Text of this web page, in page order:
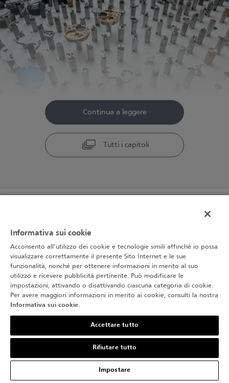
Continua a leggere
Tutti i capitoli
Altri numeri
Informativa sui cookie
Acconsento all’utilizzo dei cookie e tecnologie simili affinché io possa
visualizzare correttamente il presente Sito Internet e le sue
funzionalità, nonché per ottenere informazioni in merito al suo
utilizzo e ricevere pubblicità pertinente. Può modificare le
impostazioni, attivando o disattivando ciascuna categoria di cookie.
Per avere maggiori informazioni in merito ai cookie, consulti la nostra
Informativa sui cookie.
Accettare tutto
Rifiutare tutto
Impostare